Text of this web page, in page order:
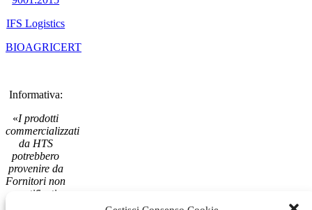
IFS Logistics
BIOAGRICERT
Informativa:
«I prodotti
commercializzati
da HTS
potrebbero
provenire da
Fornitori non
certificati